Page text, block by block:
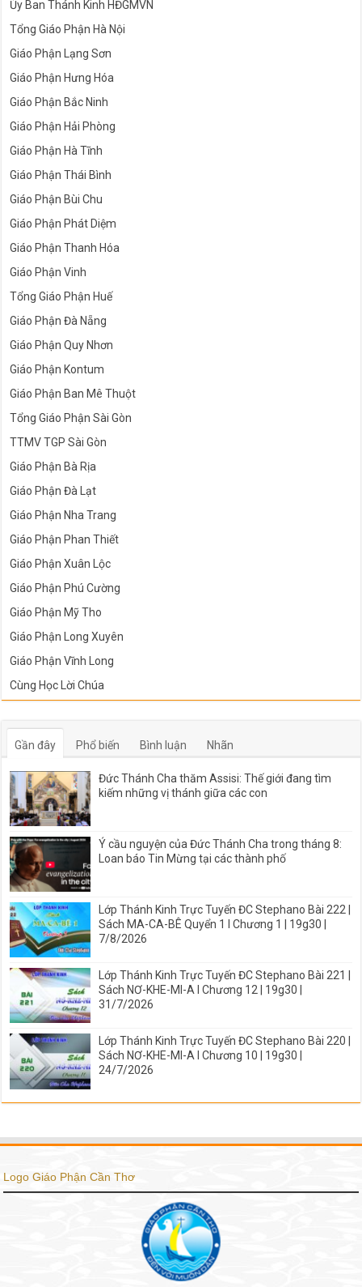
Ủy Ban Thánh Kinh HĐGMVN
Tổng Giáo Phận Hà Nội
Giáo Phận Lạng Sơn
Giáo Phận Hưng Hóa
Giáo Phận Bắc Ninh
Giáo Phận Hải Phòng
Giáo Phận Hà Tĩnh
Giáo Phận Thái Bình
Giáo Phận Bùi Chu
Giáo Phận Phát Diệm
Giáo Phận Thanh Hóa
Giáo Phận Vinh
Tổng Giáo Phận Huế
Giáo Phận Đà Nẵng
Giáo Phận Quy Nhơn
Giáo Phận Kontum
Giáo Phận Ban Mê Thuột
Tổng Giáo Phận Sài Gòn
TTMV TGP Sài Gòn
Giáo Phận Bà Rịa
Giáo Phận Đà Lạt
Giáo Phận Nha Trang
Giáo Phận Phan Thiết
Giáo Phận Xuân Lộc
Giáo Phận Phú Cường
Giáo Phận Mỹ Tho
Giáo Phận Long Xuyên
Giáo Phận Vĩnh Long
Cùng Học Lời Chúa
Gần đây Phổ biến Bình luận Nhãn
Đức Thánh Cha thăm Assisi: Thế giới đang tìm
kiếm những vị thánh giữa các con
Ý cầu nguyện của Đức Thánh Cha trong tháng 8:
Loan báo Tin Mừng tại các thành phố
Lớp Thánh Kinh Trực Tuyến ĐC Stephano Bài 222 |
Sách MA-CA-BÊ Quyển 1 I Chương 1 | 19g30 |
7/8/2026
Lớp Thánh Kinh Trực Tuyến ĐC Stephano Bài 221 |
Sách NƠ-KHE-MI-A I Chương 12 | 19g30 |
31/7/2026
Lớp Thánh Kinh Trực Tuyến ĐC Stephano Bài 220 |
Sách NƠ-KHE-MI-A I Chương 10 | 19g30 |
24/7/2026
Logo Giáo Phận Cần Thơ